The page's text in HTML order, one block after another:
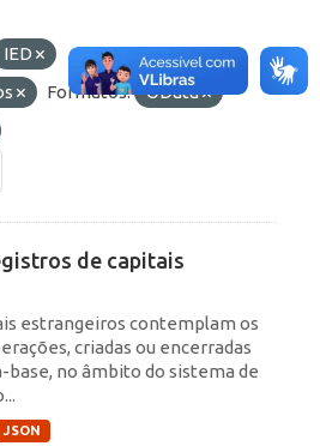
IED
Formatos:
OData
de capitais
estrangeiros contemplam os
criadas ou encerradas
base, no âmbito do sistema de
JSON